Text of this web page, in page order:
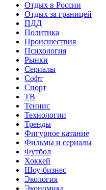
Отдых в России
Отдых за границей
ПДД
Политика
Происшествия
Психология
Рынки
Сериалы
Софт
Спорт
ТВ
Теннис
Технологии
Тренды
Фигурное катание
Фильмы и сериалы
Футбол
Хоккей
Шоу-бизнес
Экология
Экономика